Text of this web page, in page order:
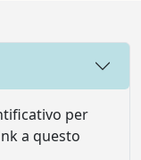
per
a questo